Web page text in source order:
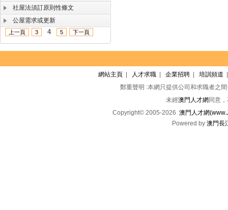
社屋法須訂原則性條文
公屋需求或更新
上一頁 3 4 5 下一頁
網站主頁 人才求職 企業招聘 培訓頻道
鄭重聲明 :本網只提供公司和求職者之
未經澳門人才網 同意
Copyright© 2005-2026 澳門人才網
Powered by 澳門長